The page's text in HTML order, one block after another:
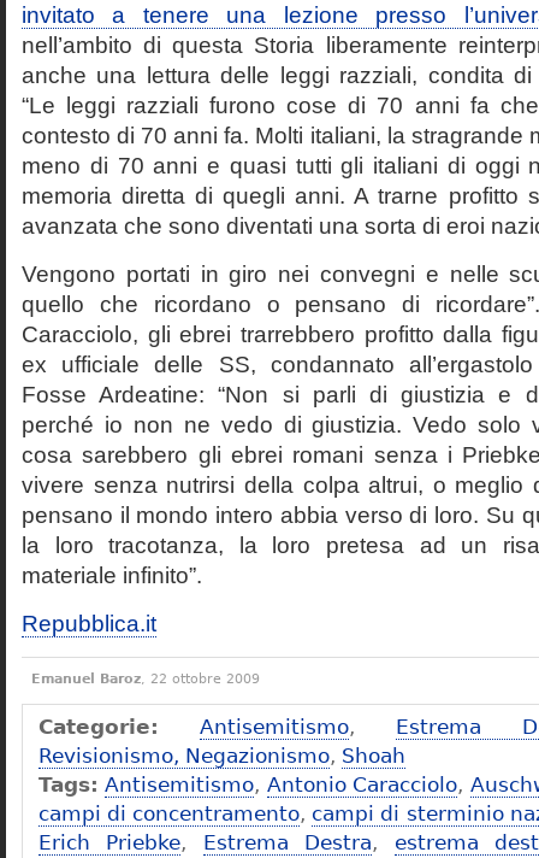
invitato a tenere una lezione presso
nell’ambito di questa Storia liberamente
anche una lettura delle leggi razziali, condita di
“Le leggi razziali furono cose di 70 anni fa
contesto di 70 anni fa. Molti italiani, la stragrande
meno di 70 anni e quasi tutti gli italiani di oggi
memoria diretta di quegli anni. A trarne profitto
avanzata che sono diventati una sorta di eroi
Vengono portati in giro nei convegni e nelle
quello che ricordano o pensano di
Caracciolo, gli ebrei trarrebbero profitto dalla
ex ufficiale delle SS, condannato
Fosse Ardeatine: “Non si parli di giustizia e
perché io non ne vedo di giustizia. Vedo solo
cosa sarebbero gli ebrei romani senza i
vivere senza nutrirsi della colpa altrui, o meglio
pensano il mondo intero abbia verso di loro. Su
la loro tracotanza, la loro pretesa ad un
materiale infinito”.
Repubblica.it
Emanuel Baroz, 22 ottobre 2009
Categorie: Antisemitismo, Estrema
Revisionismo, Negazionismo, Shoah
Tags: Antisemitismo, Antonio Caracciolo,
campi di concentramento, campi di sterminio
Erich Priebke, Estrema Destra, estrema